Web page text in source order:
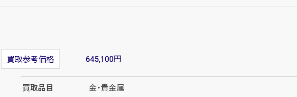
買取参考価格 645,100円
買取品目
金・貴金属